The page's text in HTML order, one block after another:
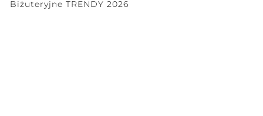
Biżuteryjne TRENDY 2026